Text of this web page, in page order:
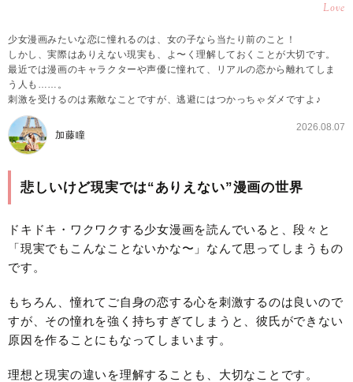
Love
少女漫画みたいな恋に憧れるのは、女の子なら当たり前のこと！
しかし、実際はありえない現実も、よ〜く理解しておくことが大切です。
最近では漫画のキャラクターや声優に憧れて、リアルの恋から離れてしま
う人も……。
刺激を受けるのは素敵なことですが、逃避にはつかっちゃダメですよ♪
加藤瞳
2026.08.07
悲しいけど現実では“ありえない”漫画の世界
ドキドキ・ワクワクする少女漫画を読んでいると、段々と
「現実でもこんなことないかな〜」なんて思ってしまうもの
です。
もちろん、憧れてご自身の恋する心を刺激するのは良いので
すが、その憧れを強く持ちすぎてしまうと、彼氏ができない
原因を作ることにもなってしまいます。
理想と現実の違いを理解することも、大切なことです。